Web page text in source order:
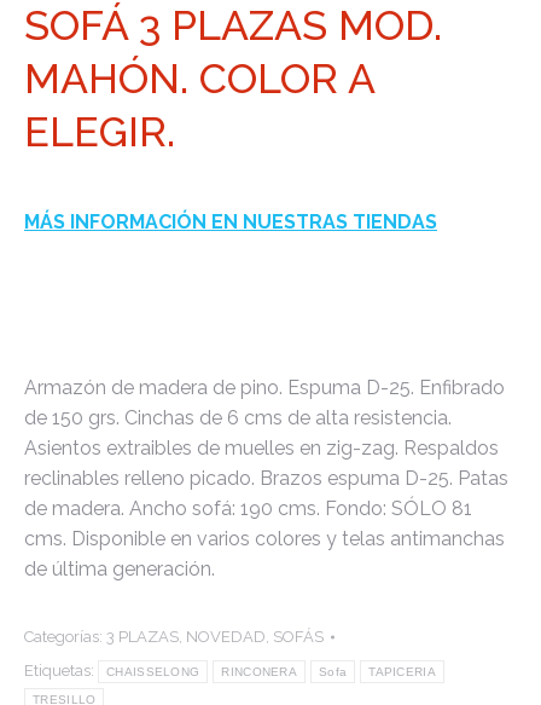
SOFÁ 3 PLAZAS MOD.
MAHÓN. COLOR A
ELEGIR.
MÁS INFORMACIÓN EN NUESTRAS TIENDAS
Armazón de madera de pino. Espuma D-25. Enfibrado
de 150 grs. Cinchas de 6 cms de alta resistencia.
Asientos extraibles de muelles en zig-zag. Respaldos
reclinables relleno picado. Brazos espuma D-25. Patas
de madera. Ancho sofá: 190 cms. Fondo: SÓLO 81
cms. Disponible en varios colores y telas antimanchas
de última generación.
Categorías: 3 PLAZAS, NOVEDAD, SOFÁS
Etiquetas:
CHAISSELONG RINCONERA Sofa TAPICERIA
TRESILLO